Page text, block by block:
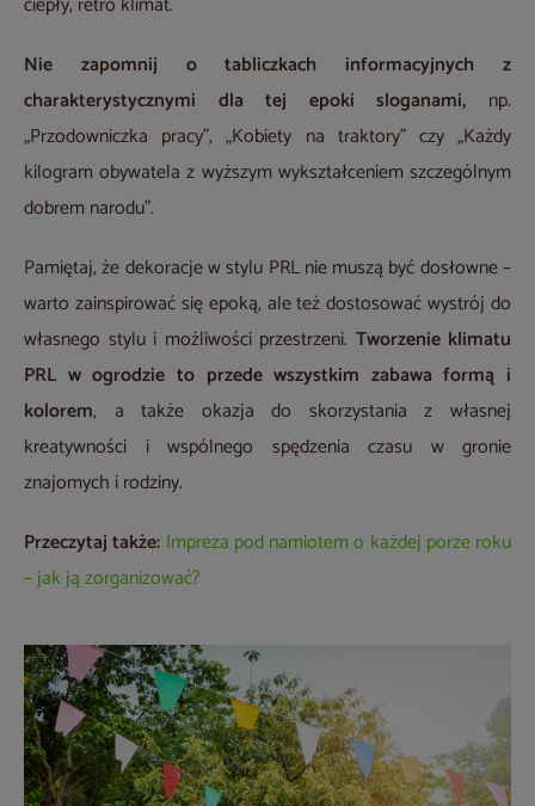
Nie zapomnij o tabliczkach informacyjnych z
charakterystycznymi dla tej epoki sloganami, np.
„Przodowniczka pracy”, „Kobiety na traktory” czy „Każdy
kilogram obywatela z wyższym wykształceniem szczególnym
dobrem narodu”.
Pamiętaj, że dekoracje w stylu PRL nie muszą być dosłowne –
warto zainspirować się epoką, ale też dostosować wystrój do
własnego stylu i możliwości przestrzeni. Tworzenie klimatu
PRL w ogrodzie to przede wszystkim zabawa formą i
kolorem, a także okazja do skorzystania z własnej
kreatywności i wspólnego spędzenia czasu w gronie
znajomych i rodziny.
Przeczytaj także: Impreza pod namiotem o każdej porze roku
– jak ją zorganizować?